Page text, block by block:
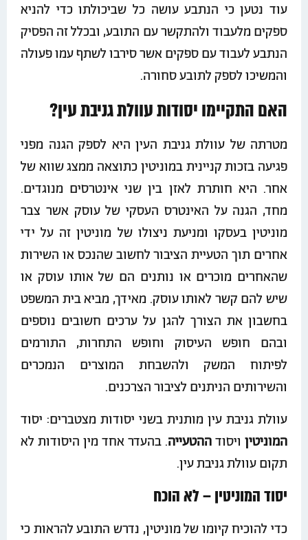
עוד נטען כי הנתבע עושה כל שביכולתו כדי להניא
ספקים מלעבוד ולהתקשר עם התובע, ובכלל זה הפסיק
הנתבע לעבוד עם ספקים אשר סירבו לשתף עמו פעולה
והמשיכו לספק לתובע סחורה.
האם התקיימו יסודות עוולת גניבת עין?
מטרתה של עוולת גניבת העין היא לספק הגנה מפני
פגיעה בזכות קניינית במוניטין כתוצאה ממצג שווא של
אחר. היא חותרת לאזן בין שני אינטרסים מנוגדים.
מחד, הגנה על האינטרס העסקי של עוסק אשר צבר
מוניטין בעסקו ומניעת ניצולו של מוניטין זה על ידי
אחרים תוך הטעיית הציבור לחשוב שהנכס או השירות
שהאחרים מוכרים או נותנים הם של אותו עוסק או
שיש להם קשר לאותו עוסק. מאידך, מביא בית המשפט
בחשבון את הצורך להגן על ערכים חשובים נוספים
ובהם חופש העיסוק וחופש התחרות, התורמים
לפיתוח המשק ולהשבחת המוצרים הנמכרים
והשירותים הניתנים לציבור הצרכנים.
עוולת גניבת עין מותנית בשני יסודות מצטברים: יסוד
המוניטין ויסודההטעייה. בהעדר אחד מין היסודות לא
תקום עוולת גניבת עין.
יסוד המוניטין – לא הוכח
כדי להוכיח קיומו של מוניטין, נדרש התובע להראות כי